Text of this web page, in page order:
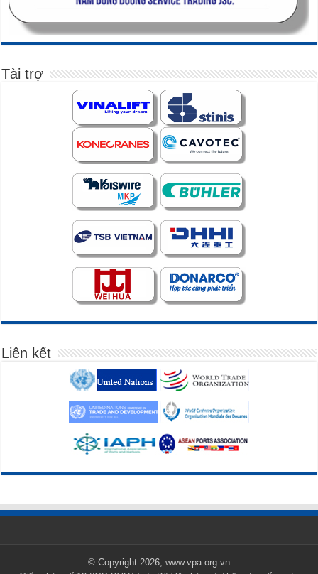
Tài trợ
Liên kết
© Copyright 2026, www.vpa.org.vn